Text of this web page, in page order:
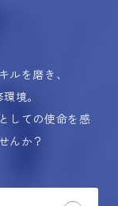
を磨き、
境。
しての使命を感
んか？